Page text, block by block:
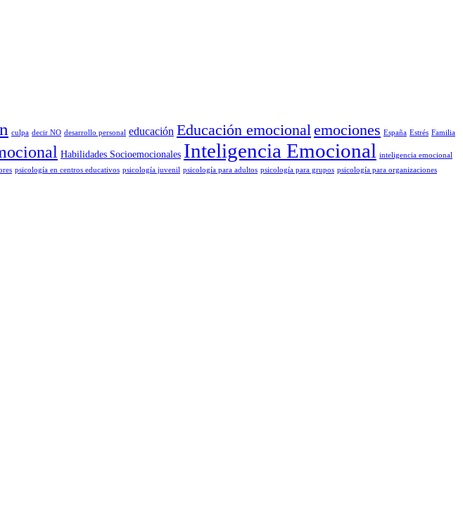
culpa decir NO desarrollo personal educación Educación emocionalemociones España Estrés Familia
Habilidades Socioemocionales Inteligencia Emocional inteligencia emocional
psicología en centros educativos psicología juvenil psicología para adultos psicología para grupos psicología para organizaciones